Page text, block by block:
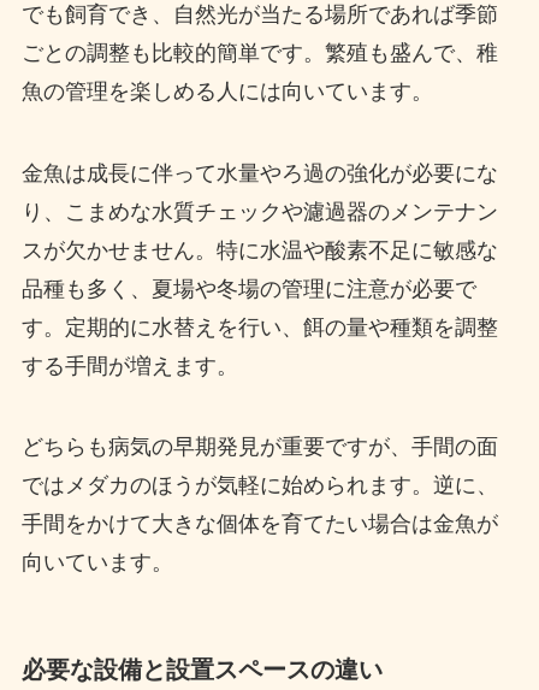
でも飼育でき、自然光が当たる場所であれば季節
ごとの調整も比較的簡単です。繁殖も盛んで、稚
魚の管理を楽しめる人には向いています。
金魚は成長に伴って水量やろ過の強化が必要にな
り、こまめな水質チェックや濾過器のメンテナン
スが欠かせません。特に水温や酸素不足に敏感な
品種も多く、夏場や冬場の管理に注意が必要で
す。定期的に水替えを行い、餌の量や種類を調整
する手間が増えます。
どちらも病気の早期発見が重要ですが、手間の面
ではメダカのほうが気軽に始められます。逆に、
手間をかけて大きな個体を育てたい場合は金魚が
向いています。
必要な設備と設置スペースの違い